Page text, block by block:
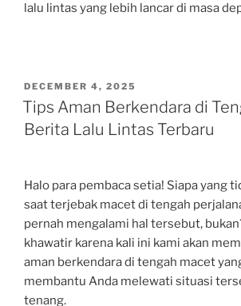
lalu lintas yang lebih lancar di masa
POSTED
ON
DECEMBER 4, 2025
Tips Aman Berkendara di
Berita Lalu Lintas Terbaru
Halo para pembaca setia! Siapa yang
saat terjebak macet di tengah
pernah mengalami hal tersebut,
khawatir karena kali ini kami akan
aman berkendara di tengah macet
membantu Anda melewati situasi
tenang.